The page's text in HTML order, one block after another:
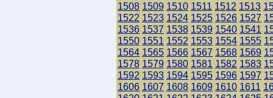
1508 1509 1510 1511 1512 1513
1522 1523 1524 1525 1526 1527
1536 1537 1538 1539 1540 1541
1550 1551 1552 1553 1554 1555
1564 1565 1566 1567 1568 1569
1578 1579 1580 1581 1582 1583
1592 1593 1594 1595 1596 1597
1606 1607 1608 1609 1610 1611